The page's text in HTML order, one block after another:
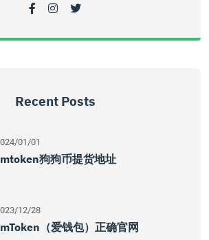
Recent Posts
01/01
狗狗币提货地址
12/28
（爱钱包）正确官网